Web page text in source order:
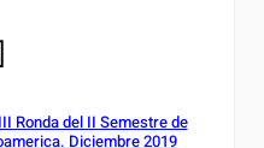
Ronda del II Semestre de
Diciembre 2019